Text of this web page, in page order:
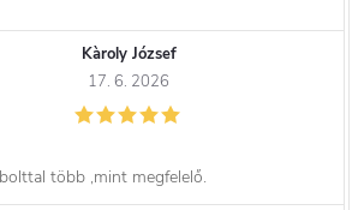
Kàroly József
17. 6. 2026
több ,mint megfelelő.